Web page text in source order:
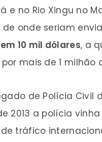
e no Rio Xingu no
onde seriam
10 mil dólares, a
mais de 1 milhão
de Polícia Civil
2013 a polícia
tráfico